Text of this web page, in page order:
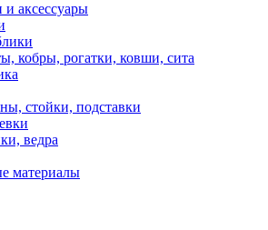
аксессуары
кобры, рогатки, ковши, сита
стойки, подставки
ведра
материалы